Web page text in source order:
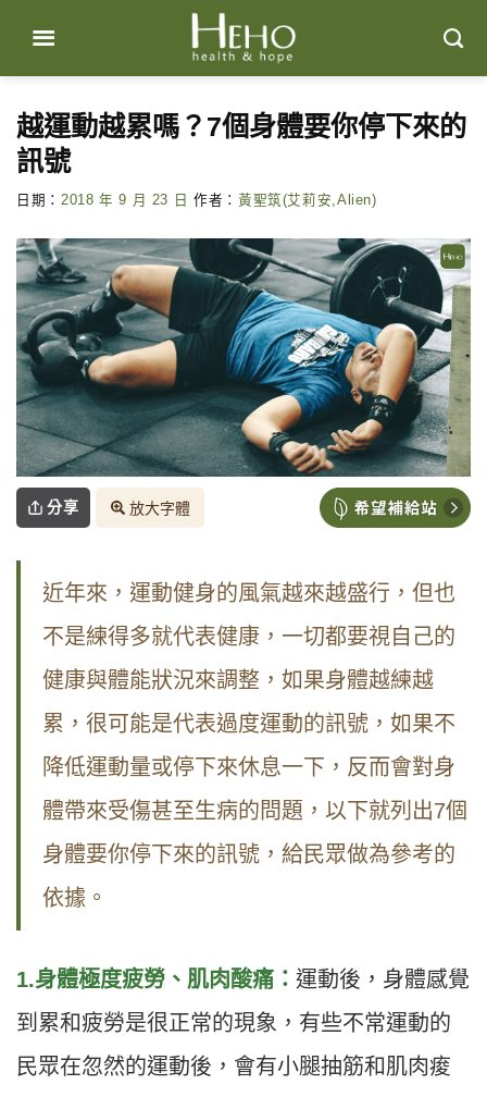
content
越運動越累嗎？7個身體要你停下來的
訊號
日期： 2018 年 9 月 23 日 作者： 黃聖筑(艾莉安,Alien)
分享 放大字體
近年來，運動健身的風氣越來越盛行，但也
不是練得多就代表健康，一切都要視自己的
健康與體能狀況來調整，如果身體越練越
累，很可能是代表過度運動的訊號，如果不
降低運動量或停下來休息一下，反而會對身
體帶來受傷甚至生病的問題，以下就列出7個
身體要你停下來的訊號，給民眾做為參考的
依據。
1.身體極度疲勞、肌肉酸痛： 運動後，身體感覺
到累和疲勞是很正常的現象，有些不常運動的
民眾在忽然的運動後，會有小腿抽筋和肌肉痠